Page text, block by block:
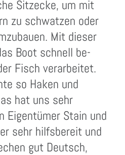
Sitzecke, um mit
zu schwatzen oder
Mit dieser
Boot schnell be-
Fisch verarbeitet.
so Haken und
hat uns sehr
Eigentümer Stain und
sehr hilfsbereit und
gut Deutsch,